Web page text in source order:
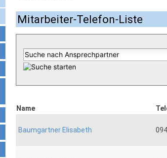
Mitarbeiter-Telefon-Liste
Name
Baumgartner Elisabeth